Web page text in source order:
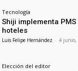
Tecnología
Shiji implementa
hoteles
Luis Felipe Hernández - 4 junio,
Elección del editor